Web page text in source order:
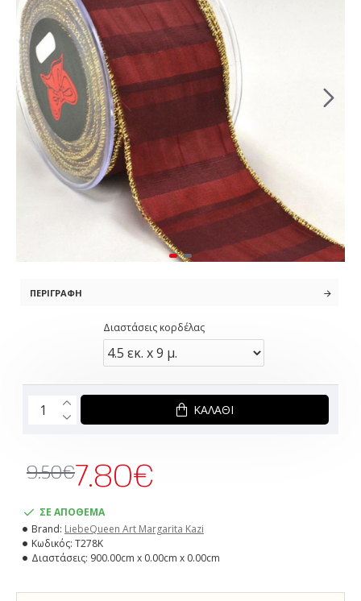
ΠΕΡΙΓΡΑΦΉ
ΣΕ ΑΠΟΘΕΜΑ
Brand: LiebeQueen Art Margarita Kazi
Κωδικός: T278K
Διαστάσεις: 900.00cm x 0.00cm x 0.00cm
7.80€
9.50€
Διαστάσεις κορδέλας
ΚΑΛΆΘΙ